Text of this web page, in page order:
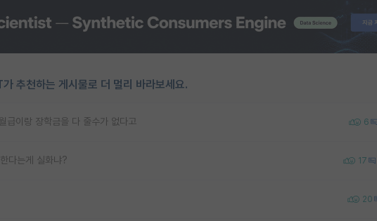
추천하는 게시물로 더 멀리 바라보세요.
급이랑 장학금을 다 줄수가 없다고 6
다는게 실화냐? 17
20